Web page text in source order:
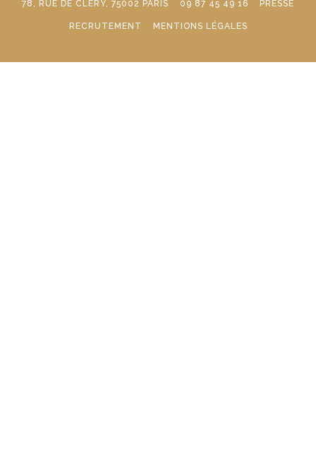
78, RUE DE CLÉRY, 75002 PARIS 09 87 45 49 16 PRESSE
RECRUTEMENT MENTIONS LÉGALES